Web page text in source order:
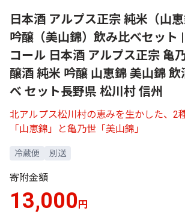
日本酒 アルプス正宗 純米（山
吟醸（美山錦）飲み比べセット
コール 日本酒 アルプス正宗 亀
醸酒 純米 吟醸 山恵錦 美山錦
べ セット長野県 松川村 信州
北アルプス松川村の恵みを生かした、2
「山恵錦」と亀乃世「美山錦」
冷蔵便 別送
寄附金額
13,000 円